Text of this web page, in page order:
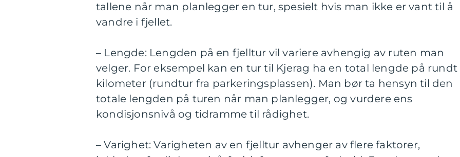
tallene når man planlegger en tur, spesielt hvis man ikke er vant til å
vandre i fjellet.
– Lengde: Lengden på en fjelltur vil variere avhengig av ruten man
velger. For eksempel kan en tur til Kjerag ha en total lengde på rundt
kilometer (rundtur fra parkeringsplassen). Man bør ta hensyn til den
totale lengden på turen når man planlegger, og vurdere ens
kondisjonsnivå og tidramme til rådighet.
– Varighet: Varigheten av en fjelltur avhenger av flere faktorer,